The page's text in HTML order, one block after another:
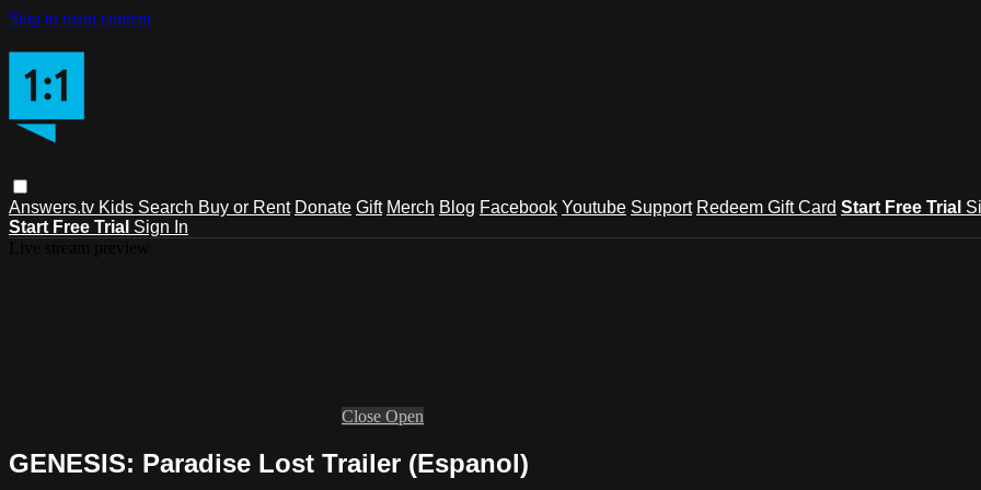
Skip to main content
Answers.tv Kids Search Buy or Rent Donate Gift Merch Blog Facebook Youtube Support Redeem Gift Card Start Free Trial
Start Free Trial Sign In
Close Open
GENESIS: Paradise Lost Trailer (Espanol)